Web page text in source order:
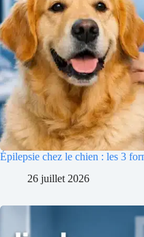
Épilepsie chez le chien : les 3
26 juillet 2026